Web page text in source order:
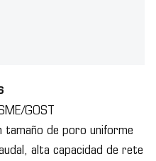
GOST
de poro uniforme
alta capacidad de rete